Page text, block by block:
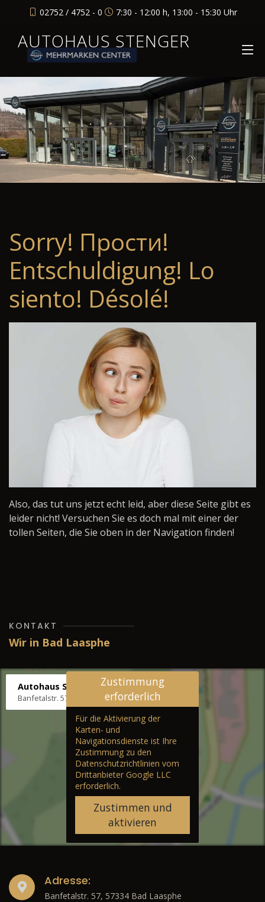
02752 / 4752 - 0 7:30 - 12:00 h, 13:00 - 15:30 Uhr
AUTOHAUS STENGER
Sorry! Прости!
Entschuldigung! Lo
siento! Désolé!
Also, das tut uns jetzt echt leid, aber diese Seite gibt es
leider nicht! Versuchen Sie es doch mal mit einer der
tollen Seiten, die Sie oben in der Navigation finden!
KONTAKT
Wir in Bad Laasphe
Autohaus Stenger
Banfetalstr. 57, 57334 Bad Laasphe
Zustimmung
erforderlich
Für die Aktivierung der
Karten- und
Navigationsdienste ist Ihre
Zustimmung zu den
Datenschutzrichtlinien vom
Drittanbieter Google LLC
erforderlich.
Zustimmen und
aktivieren
Adresse:
Banfetalstr. 57, 57334 Bad Laasphe